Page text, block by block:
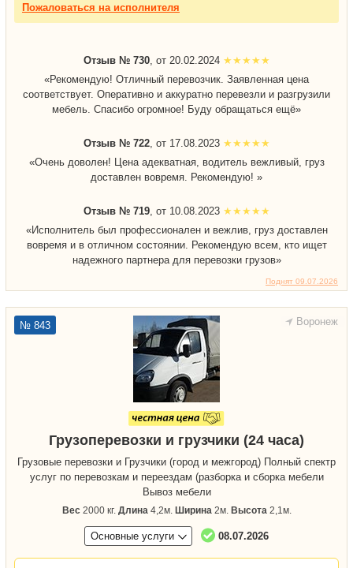
Поднят 09.07.2026
Пожаловаться на исполнителя
Отзыв № 730, от 20.02.2024
«Рекомендую! Отличный перевозчик. Заявленная цена
соответствует. Оперативно и аккуратно перевезли и разгрузили
мебель. Спасибо огромное! Буду обращаться ещё»
Отзыв № 722, от 17.08.2023
«Очень доволен! Цена адекватная, водитель вежливый, груз
доставлен вовремя. Рекомендую! »
Отзыв № 719, от 10.08.2023
«Исполнитель был профессионален и вежлив, груз доставлен
вовремя и в отличном состоянии. Рекомендую всем, кто ищет
надежного партнера для перевозки грузов»
Воронеж
№ 843
Грузоперевозки и грузчики (24 часа)
Грузовые перевозки и Грузчики (город и межгород) Полный спектр
услуг по перевозкам и переездам (разборка и сборка мебели
Вывоз мебели
Вес2000 кг. Длина4,2м. Ширина2м. Высота2,1м.
Основные услуги 08.07.2026